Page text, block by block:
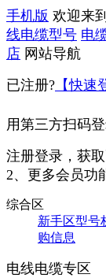
手机版 欢迎来
线电缆型号 电
店 网站导航
已注册? 【快速
用第三方扫码
注册登录，获取
2、更多会员功
综合区
新手区型号
购信息
电线电缆专区